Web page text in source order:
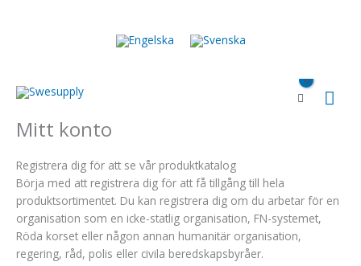
Mitt konto
Registrera dig för att se vår produktkatalog
Börja med att registrera dig för att få tillgång till hela
produktsortimentet. Du kan registrera dig om du arbetar för en
organisation som en icke-statlig organisation, FN-systemet,
Röda korset eller någon annan humanitär organisation,
regering, råd, polis eller civila beredskapsbyråer.